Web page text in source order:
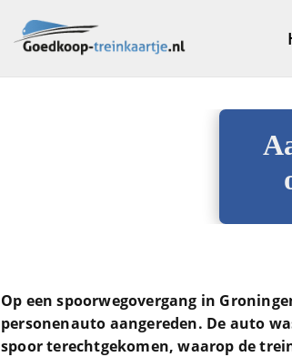
Op een spoorwegovergang in
personenauto aangereden. De auto
spoor terechtgekomen, waarop de